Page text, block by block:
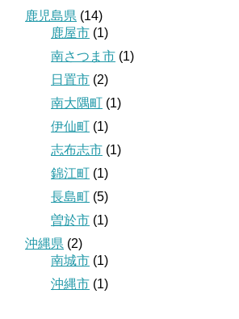
鹿児島県 (14)
鹿屋市 (1)
南さつま市 (1)
日置市 (2)
南大隅町 (1)
伊仙町 (1)
志布志市 (1)
錦江町 (1)
長島町 (5)
曽於市 (1)
沖縄県 (2)
南城市 (1)
沖縄市 (1)